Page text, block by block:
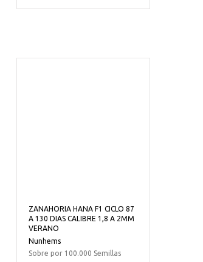
ZANAHORIA HANA F1 CICLO 87
A 130 DIAS CALIBRE 1,8 A 2MM
VERANO
Nunhems
Sobre por 100.000 Semillas